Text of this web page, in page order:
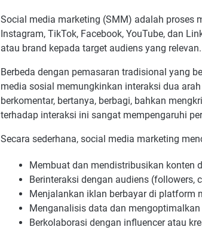
Social media marketing (SMM) adalah proses
Instagram, TikTok, Facebook, YouTube, dan
atau brand kepada target audiens yang relevan.
Berbeda dengan pemasaran tradisional yang
media sosial memungkinkan interaksi dua
berkomentar, bertanya, berbagi, bahkan
terhadap interaksi ini sangat mempengaruhi
Secara sederhana, social media marketing
Membuat dan mendistribusikan konten
Berinteraksi dengan audiens (followers,
Menjalankan iklan berbayar di platform
Menganalisis data dan
Berkolaborasi dengan influencer atau